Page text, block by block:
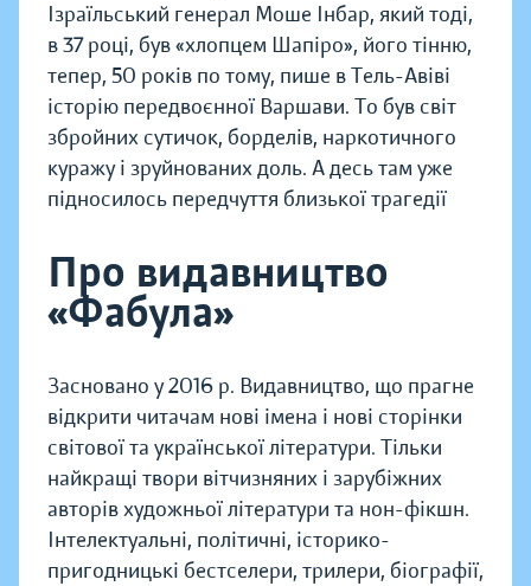
Ізраїльський генерал Моше Інбар, який тоді,
в 37 році, був «хлопцем Шапіро», його тінню,
тепер, 50 років по тому, пише в Тель-Авіві
історію передвоєнної Варшави. То був світ
збройних сутичок, борделів, наркотичного
куражу і зруйнованих доль. А десь там уже
підносилось передчуття близької трагедії
Про видавництво
«Фабула»
Засновано у 2016 р. Видавництво, що прагне
відкрити читачам нові імена і нові сторінки
світової та української літератури. Тільки
найкращі твори вітчизняних і зарубіжних
авторів художньої літератури та нон-фікшн.
Інтелектуальні, політичні, історико-
пригодницькі бестселери, трилери, біографії,